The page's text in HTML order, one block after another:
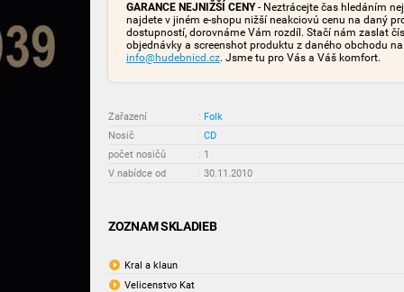
GARANCE NEJNIŽŠÍ CENY- Neztrácejte čas hledáním
najdete v jiném e-shopu nižší neakciovú cenu na daný
dostupností, dorovnáme Vám rozdíl. Stačí nám zaslat
objednávky a screenshot produktu z daného obchodu
info@hudebnicd.cz. Jsme tu pro Vás a Váš komfort.
Zařazení : Folk
Nosič
: CD
počet nosičů
: 1
V nabídce od
: 30.11.2010
ZOZNAM SKLADIEB
Kral a klaun
Velicenstvo Kat